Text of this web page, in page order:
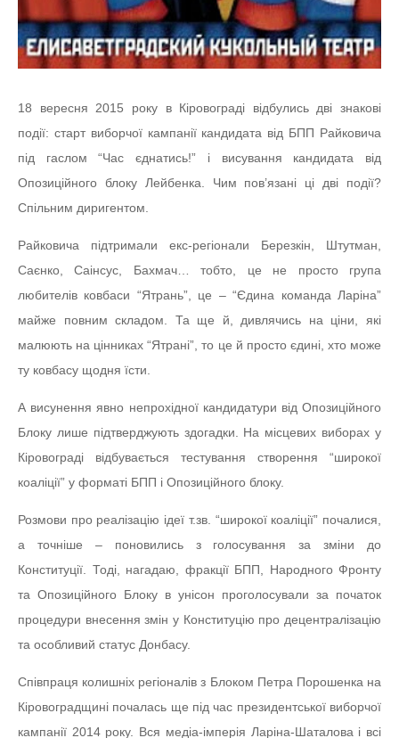
18 вересня 2015 року в Кіровограді відбулись дві знакові
події: старт виборчої кампанії кандидата від БПП Райковича
під гаслом “Час єднатись!” і висування кандидата від
Опозиційного блоку Лейбенка. Чим пов’язані ці дві події?
Спільним диригентом.
Райковича підтримали екс-регіонали Березкін, Штутман,
Саєнко, Саінсус, Бахмач… тобто, це не просто група
любителів ковбаси “Ятрань”, це – “Єдина команда Ларіна”
майже повним складом. Та ще й, дивлячись на ціни, які
малюють на цінниках “Ятрані”, то це й просто єдині, хто може
ту ковбасу щодня їсти.
А висунення явно непрохідної кандидатури від Опозиційного
Блоку лише підтверджують здогадки. На місцевих виборах у
Кіровограді відбувається тестування створення “широкої
коаліції” у форматі БПП і Опозиційного блоку.
Розмови про реалізацію ідеї т.зв. “широкої коаліції” почалися,
а точніше – поновились з голосування за зміни до
Конституції. Тоді, нагадаю, фракції БПП, Народного Фронту
та Опозиційного Блоку в унісон проголосували за початок
процедури внесення змін у Конституцію про децентралізацію
та особливий статус Донбасу.
Співпраця колишніх регіоналів з Блоком Петра Порошенка на
Кіровоградщині почалась ще під час президентської виборчої
кампанії 2014 року. Вся медіа-імперія Ларіна-Шаталова і всі